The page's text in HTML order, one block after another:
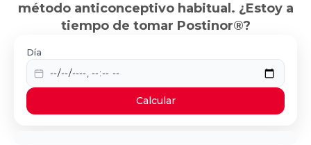
método anticonceptivo habitual. ¿Estoy a
tiempo de tomar Postinor®?
Día
Calcular